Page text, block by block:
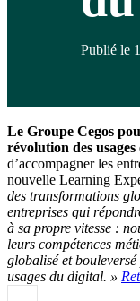
Publié le
Le Groupe Cegos
révolution des
d’accompagner les
nouvelle Learning
des transformations
entreprises qui
à sa propre vitesse :
leurs compétences
globalisé et
usages du digital. »